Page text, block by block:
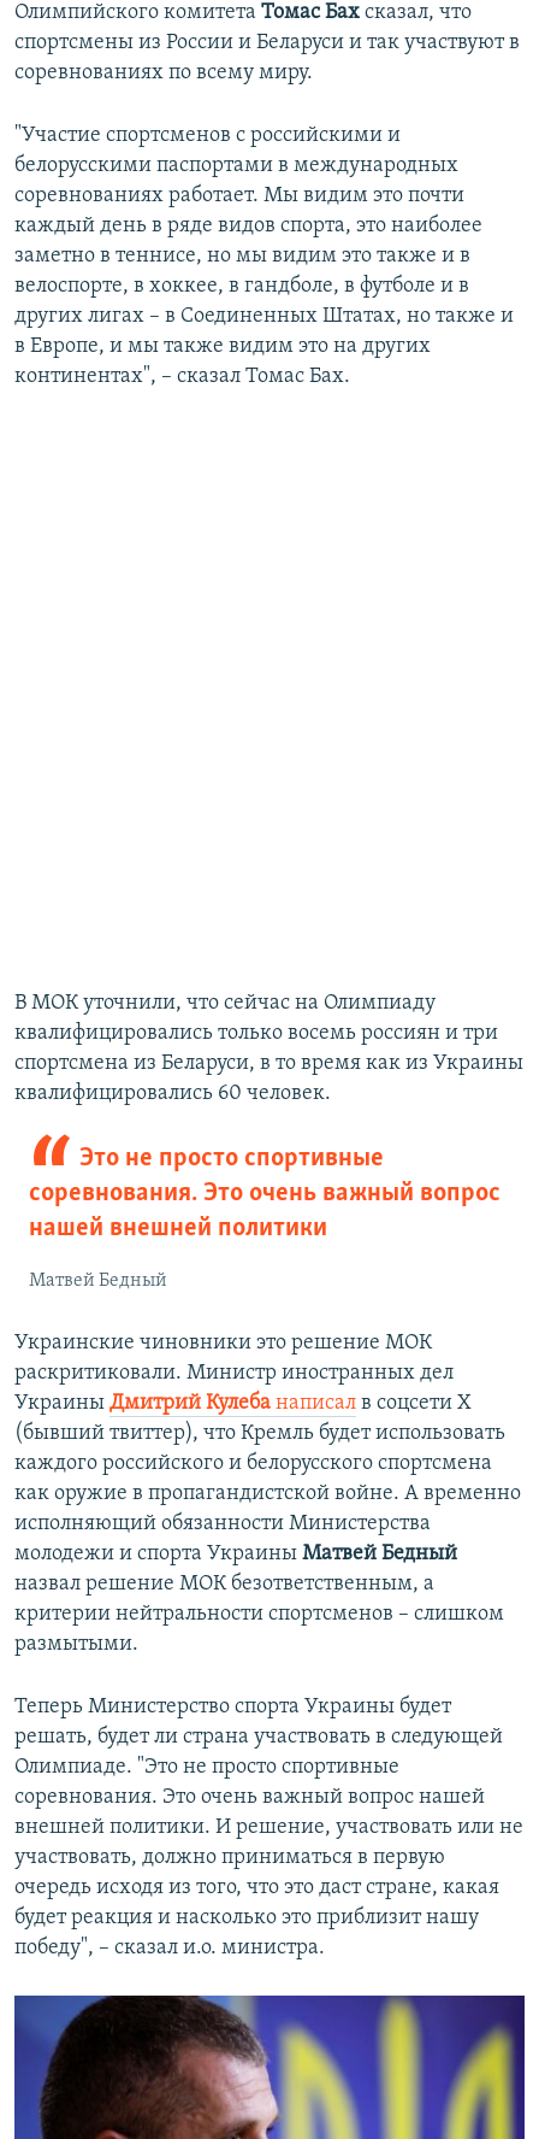
Олимпийского комитета Томас Бах сказал, что
спортсмены из России и Беларуси и так участвуют в
соревнованиях по всему миру.
"Участие спортсменов с российскими и
белорусскими паспортами в международных
соревнованиях работает. Мы видим это почти
каждый день в ряде видов спорта, это наиболее
заметно в теннисе, но мы видим это также и в
велоспорте, в хоккее, в гандболе, в футболе и в
других лигах – в Соединенных Штатах, но также и
в Европе, и мы также видим это на других
континентах", – сказал Томас Бах.
В МОК уточнили, что сейчас на Олимпиаду
квалифицировались только восемь россиян и три
спортсмена из Беларуси, в то время как из Украины
квалифицировались 60 человек.
Это не просто спортивные
соревнования. Это очень важный вопрос
нашей внешней политики
Матвей Бедный
Украинские чиновники это решение МОК
раскритиковали. Министр иностранных дел
Украины Дмитрий Кулеба написал в соцсети Х
(бывший твиттер), что Кремль будет использовать
каждого российского и белорусского спортсмена
как оружие в пропагандистской войне. А временно
исполняющий обязанности Министерства
молодежи и спорта Украины Матвей Бедный
назвал решение МОК безответственным, а
критерии нейтральности спортсменов – слишком
размытыми.
Теперь Министерство спорта Украины будет
решать, будет ли страна участвовать в следующей
Олимпиаде. "Это не просто спортивные
соревнования. Это очень важный вопрос нашей
внешней политики. И решение, участвовать или не
участвовать, должно приниматься в первую
очередь исходя из того, что это даст стране, какая
будет реакция и насколько это приблизит нашу
победу", – сказал и.о. министра.